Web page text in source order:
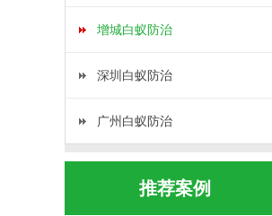
增城白蚁防治
深圳白蚁防治
广州白蚁防治
推荐案例